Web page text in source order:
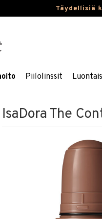
Täydellisiä
Piilolinssit
IsaDora The